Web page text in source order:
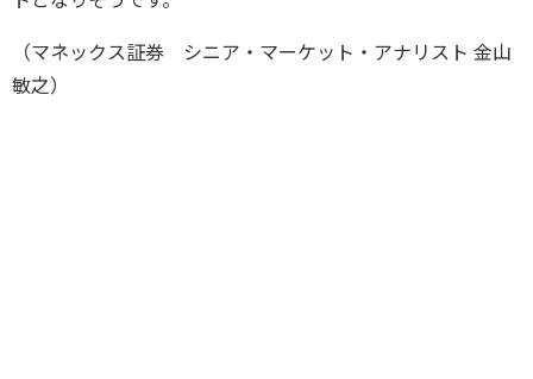
（マネックス証券 シニア・マーケット・アナリスト 金山
敏之）